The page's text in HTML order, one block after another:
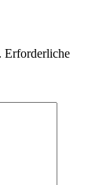
Erforderliche